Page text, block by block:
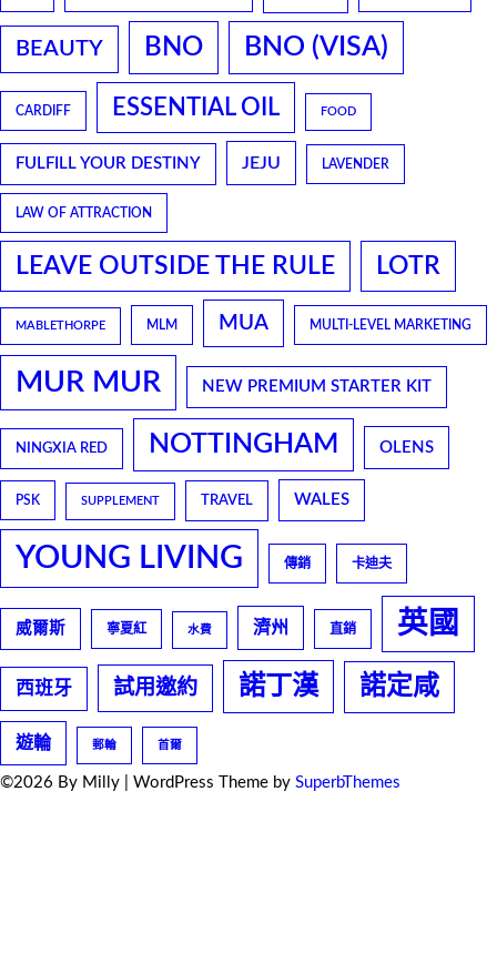
BEAUTY BNO BNO (VISA)
CARDIFF ESSENTIAL OIL FOOD
FULFILL YOUR DESTINY JEJU LAVENDER
LAW OF ATTRACTION
LEAVE OUTSIDE THE RULE LOTR
MABLETHORPE MLM MUA MULTI-LEVEL MARKETING
MUR MUR NEW PREMIUM STARTER KIT
NINGXIA RED NOTTINGHAM OLENS
PSK SUPPLEMENT TRAVEL WALES
YOUNG LIVING 傳銷 卡迪夫
威爾斯 寧夏紅 水費 濟州 直銷 英國
西班牙 試用邀約 諾丁漢 諾定咸
遊輪 郵輪 首爾
©2026 By Milly | WordPress Theme by SuperbThemes